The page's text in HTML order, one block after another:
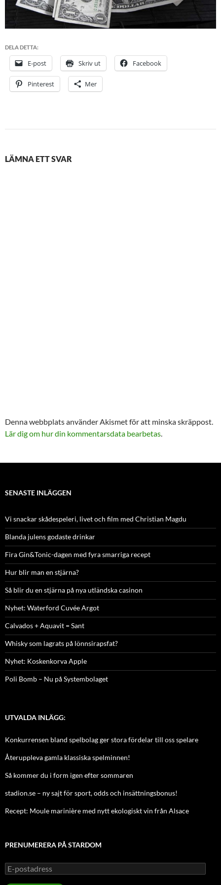
DELA DETTA:
E-post Skriv ut Facebook
Pinterest Mer
LÄMNA ETT SVAR
Denna webbplats använder Akismet för att minska skräppost.
Lär dig om hur din kommentarsdata bearbetas
SENASTE INLÄGGEN
Vi snackar skådespeleri, livet och film med Christian Magdu
Blanda julens godaste drinkar
Fira Gin&Tonic-dagen med fyra smarriga recept
Hur blir man en stjärna?
Så blir du en stjärna på nya utländska casinon
Nyhet: Waterford Cuvée Argot
Calvados + Aquavit = Sant
Whisky som lagrats på lönnsirapsfat?
Nyhet: Koskenkorva Apple
Poli Bomb – Nu på Systembolaget
UTVALDA INLÄGG:
Konkurrensen bland spelbolag ger stora fördelar till oss spelare
Återuppleva gamla klassiska spelminnen!
Så kommer du i form igen efter sommaren
stadion.se – ny sajt för sport, odds och insättningsbonus!
Recept: Moule marinière med nytt ekologiskt vin från Alsace
PRENUMERERA PÅ STARDOM
E-
postadress